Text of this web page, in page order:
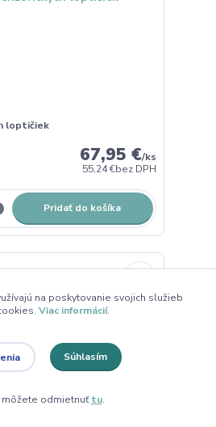
loptičiek
67,95 €/ks
55,24 €bez DPH
Pridať do košíka
na poskytovanie svojich služieb
Viac informácií.
Súhlasím
môžete odmietnuťtu.